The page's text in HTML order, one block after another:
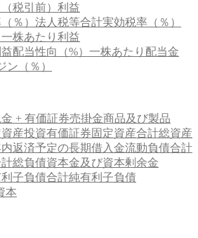
税引前）利益
％） 法人税等合計実効税率（％）
一株あたり利益
配当性向（%） 一株あたり配当金
（％）
+ 有価証券売掛金商品及び製品
産投資有価証券固定資産合計総資産
返済予定の長期借入金流動負債合計
総負債資本金及び資本剰余金
子負債合計純有利子負債
本